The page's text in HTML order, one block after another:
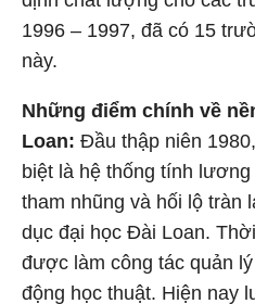
1996 – 1997, đã có 15
này.
Những điểm chính về
Loan: Đầu thập niên
biệt là hệ thống tính
tham nhũng và hối lộ tràn
dục đại học Đài Loan.
được làm công tác quản
động học thuật. Hiện nay